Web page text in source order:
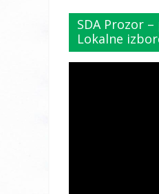
SDA Prozor
Lokalne